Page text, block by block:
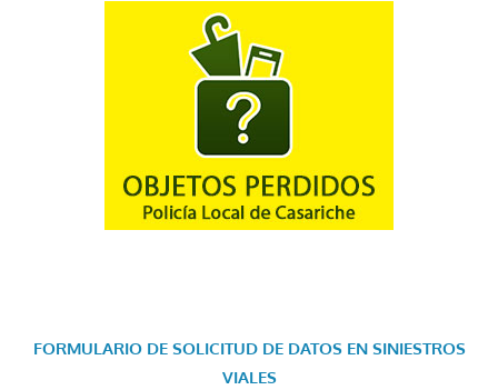
FORMULARIO DE SOLICITUD DE DATOS EN SINIESTROS
VIALES